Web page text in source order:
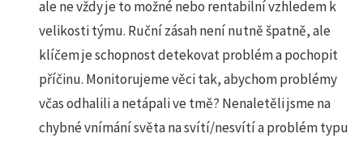
ale ne vždy je to možné nebo rentabilní vzhledem k
velikosti týmu. Ruční zásah není nutně špatně, ale
klíčem je schopnost detekovat problém a pochopit
příčinu. Monitorujeme věci tak, abychom problémy
včas odhalili a netápali ve tmě? Nenaletěli jsme na
chybné vnímání světa na svítí/nesvítí a problém typu